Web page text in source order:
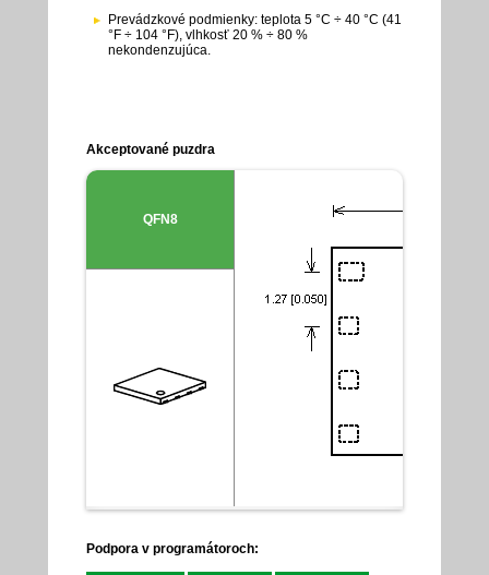
Prevádzkové podmienky: teplota 5 °C ÷ 40 °C (41
°F ÷ 104 °F), vlhkosť 20 % ÷ 80 %
nekondenzujúca.
Akceptované puzdra
QFN8
Podpora v programátoroch: